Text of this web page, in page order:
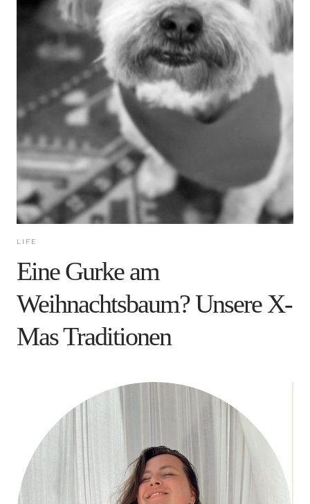
LIFE
Eine Gurke am
Weihnachtsbaum? Unsere X-
Mas Traditionen